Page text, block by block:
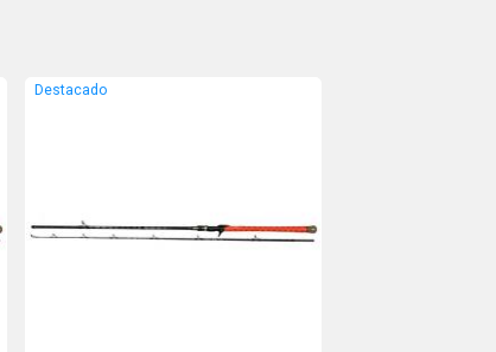
Destacado